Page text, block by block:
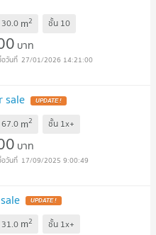
30.0 m2 ชั้น 10
บาท
27/01/2026 14:21:00
sale UPDATE !
67.0 m2 ชั้น 1x+
บาท
17/09/2025 9:00:49
UPDATE !
31.0 m2 ชั้น 1x+